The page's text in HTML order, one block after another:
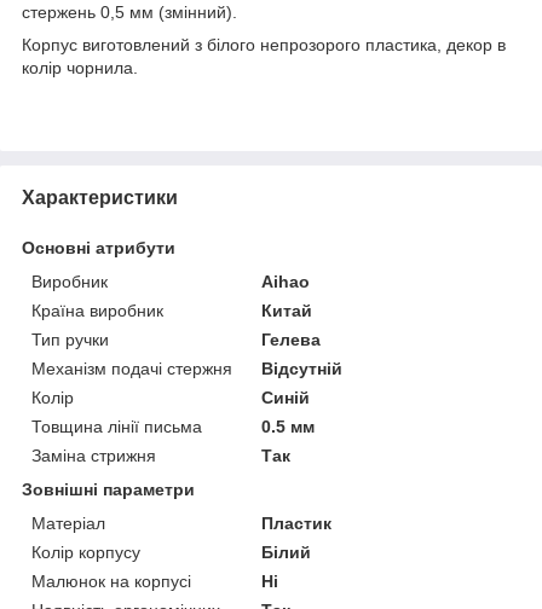
стержень 0,5 мм (змінний).
Корпус виготовлений з білого непрозорого пластика, декор в
колір чорнила.
Характеристики
Основні атрибути
Виробник
Aihao
Країна виробник
Китай
Тип ручки
Гелева
Механізм подачі стержня
Відсутній
Колір
Синій
Товщина лінії письма
0.5 мм
Заміна стрижня
Так
Зовнішні параметри
Матеріал
Пластик
Колір корпусу
Білий
Малюнок на корпусі
Ні